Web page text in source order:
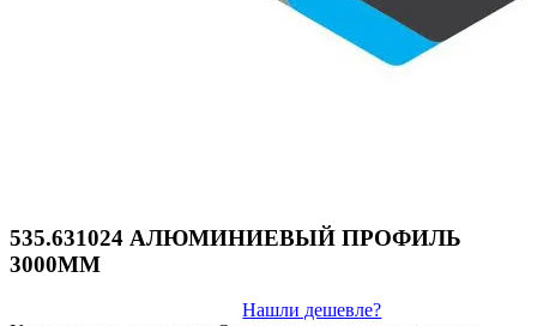
535.631024 АЛЮМИНИЕВЫЙ ПРОФИЛЬ
3000ММ
Нашли дешевле?